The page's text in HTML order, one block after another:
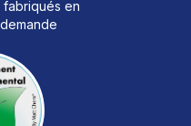
fabriqués en